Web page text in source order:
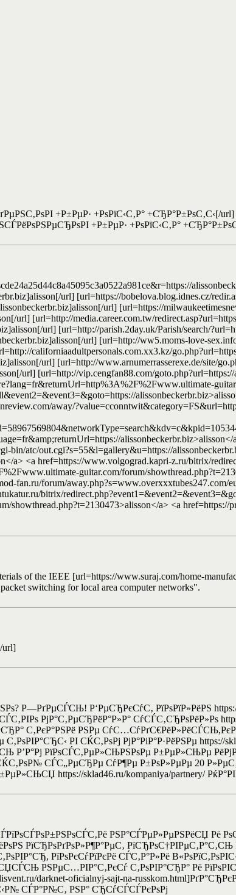
+Р±РµР· +РѕРїС‹С‚Р° +СЂР°Р±РѕС‚С‹[/
+Р±РµР· +РѕРїС‹С‚Р°
url] [url=https://bobelova.blog.idnes.cz/
url] [url=https://
url] [url=http://media.career.com.tw/
url] [url=http://parish.2day.uk/Parish/search/
url] [url=http://ww5.moms-love-
californiaadultpersonals.com.xx3.kz/
url] [url=http://www.arnumerrasserexe.de/site/
url] [url=http://vip.cengfan88.com/
away/
bin/atc/out.cgi?s=55&l=gallery&u=https://
a> <a href=https://www.volgograd.kapri-z.ru/bitrix/
guitar.com/forum/
fan.ru/forum/away.php?s=www.overxxxtubes247.com/
bitrix/
showthread.php?t=2130473>alisson</a> <a href=https://
of the IEEE [url=https://www.suraj.com/home-
switching for local area computer networks".
url]
Р—РґРµСЃСЊ! Р‘РµСЂРєСѓС‚ РїРѕРїР»РёРЅ
РјР°С‚РµСЂРёР°Р»Р° СѓСЃС‚СЂРѕРёР»Рѕ
С‚РєР°РЅРё РЅРµ
РІ СЌС‚РѕРј РјР°РіР°Р·РёРЅРµ https://
Р’Р°Рј РїРѕСЃС‚РµР»СЊРЅРѕРµ Р±РµР»СЊРµ
СЃС„РµСЂРµ СѓР¶Рµ Р±РѕР»РµРµ 20
https://sklad46.ru/kompaniya/partnery/
РЅР°СЃРµР»РµРЅРёСЏ Рё
РїСЂРѕРґРѕР»Р¶Р°РµС‚
РїРѕРєСѓРїРєРё СЃС‚Р°Р»Рё
РЅРµС…РІР°С‚РєСѓ С‚РѕРІР°СЂР° Рё
darknet-oficialnyj-sajt-na-
СЃР°Р№С‚ РЅР° СЂСѓСЃСЃРєРѕРј